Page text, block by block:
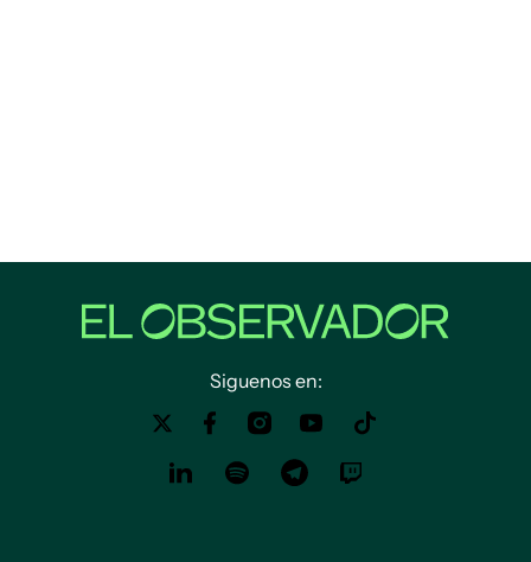
Siguenos en: